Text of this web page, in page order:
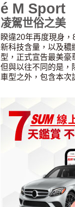
é M Sport
凌駕世俗之美
睽違20年再度現身
新科技含量，以及穠
型，正式宣告最美豪
但與以往不同的是，
車型之外，包含本次